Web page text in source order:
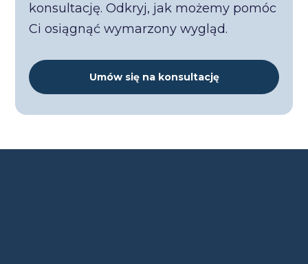
konsultację. Odkryj, jak możemy pomóc
Ci osiągnąć wymarzony wygląd.
Umów się na konsultację